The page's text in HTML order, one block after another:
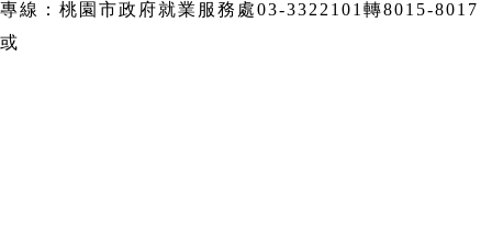
專線：桃園市政府就業服務處03-3322101轉8015-8017
或